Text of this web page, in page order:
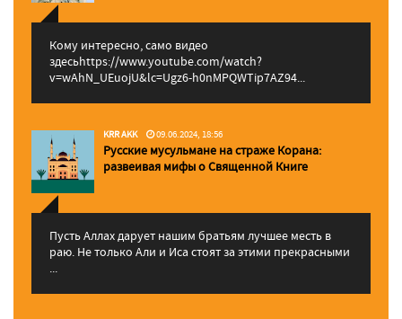
Кому интересно, само видео
здесьhttps://www.youtube.com/watch?
v=wAhN_UEuojU&lc=Ugz6-h0nMPQWTip7AZ94...
KRR AKK 09.06.2024, 18:56
Русские мусульмане на страже Корана:
pазвеивая мифы о Священной Книге
Пусть Аллах дарует нашим братьям лучшее месть в
раю. Не только Али и Иса стоят за этими прекрасными
...